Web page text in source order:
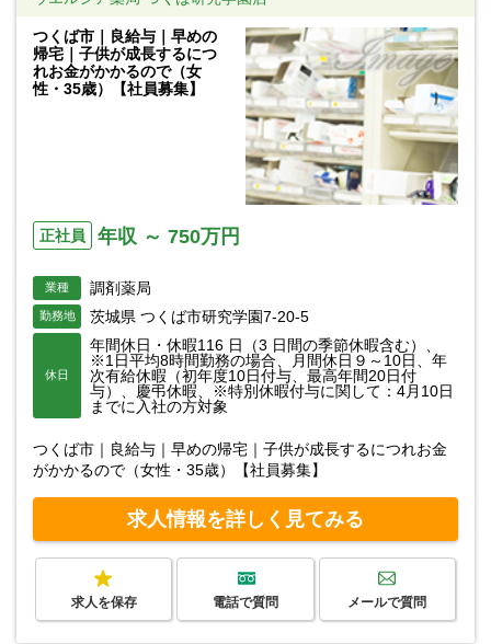
つくば市｜良給与｜早めの
帰宅｜子供が成長するにつ
れお金がかかるので（女
性・35歳）【社員募集】
正社員 年収 ～ 750万円
業種 調剤薬局
勤務地 茨城県 つくば市研究学園7-20-5
休日
年間休日・休暇116 日（3 日間の季節休暇含む）、
※1日平均8時間勤務の場合、月間休日９～10日、年
次有給休暇（初年度10日付与、最高年間20日付
与）、慶弔休暇、※特別休暇付与に関して：4月10日
までに入社の方対象
つくば市｜良給与｜早めの帰宅｜子供が成長するにつれお金
がかかるので（女性・35歳）【社員募集】
求人情報を詳しく見てみる
求人を保存 電話で質問 メールで質問